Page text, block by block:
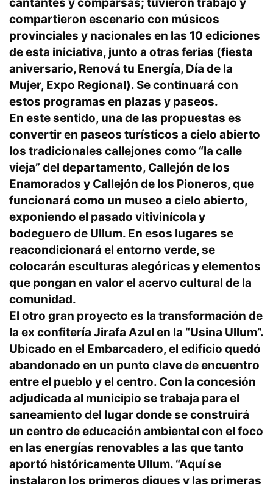
cantantes y comparsas; tuvieron trabajo y
compartieron escenario con músicos
provinciales y nacionales en las 10 ediciones
de esta iniciativa, junto a otras ferias (fiesta
aniversario, Renová tu Energía, Día de la
Mujer, Expo Regional). Se continuará con
estos programas en plazas y paseos.
En este sentido, una de las propuestas es
convertir en paseos turísticos a cielo abierto
los tradicionales callejones como “la calle
vieja” del departamento, Callejón de los
Enamorados y Callejón de los Pioneros, que
funcionará como un museo a cielo abierto,
exponiendo el pasado vitivinícola y
bodeguero de Ullum. En esos lugares se
reacondicionará el entorno verde, se
colocarán esculturas alegóricas y elementos
que pongan en valor el acervo cultural de la
comunidad.
El otro gran proyecto es la transformación de
la ex confitería Jirafa Azul en la “Usina Ullum”.
Ubicado en el Embarcadero, el edificio quedó
abandonado en un punto clave de encuentro
entre el pueblo y el centro. Con la concesión
adjudicada al municipio se trabaja para el
saneamiento del lugar donde se construirá
un centro de educación ambiental con el foco
en las energías renovables a las que tanto
aportó históricamente Ullum. “Aquí se
instalaron los primeros diques y las primeras